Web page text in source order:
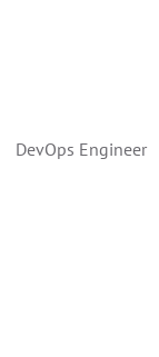
DevOps Engineer